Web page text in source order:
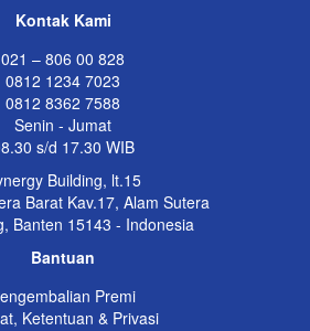
Kontak Kami
021 – 806 00 828
0812 1234 7023
0812 8362 7588
Senin - Jumat
s/d 17.30 WIB
Building, lt.15
Barat Kav.17, Alam Sutera
Banten 15143 - Indonesia
Bantuan
Premi
Ketentuan & Privasi